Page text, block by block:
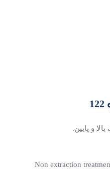
و پایین.
‏Non extraction